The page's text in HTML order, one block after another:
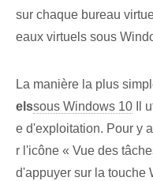
sur chaque bureau
eaux virtuels sous
La manière la plus
elssous Windows 10 Il
e d'exploitation. Pour y
r l'icône « Vue des
d'appuyer sur la touche